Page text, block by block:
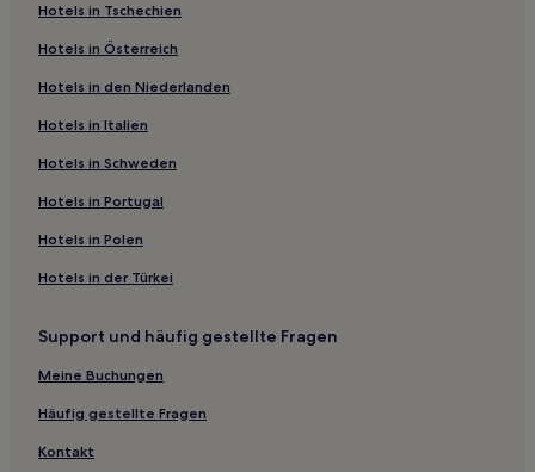
Ferienwohnungen in Leven Beach
Cottages in Seacliff Beach
Ferienwohnungen in Seacliff Beach
Gasthäuser in Edinburgh
Gasthöfe in Edinburgh
Aparthotels in Edinburgh
B&B in Edinburgh
Hotels mit inbegriffenem Frühstück nahe Multrees Walk
Haustierfreundliche nahe Edinburgh Port
Hotels mit Parkplatz nahe Edinburgh Port
Familien in Perth
Hotels mit Parkplatz in Angus und Dundee
Hotels in Tschechien
Hotels in Österreich
Hotels in den Niederlanden
Hotels in Italien
Hotels in Schweden
Hotels in Portugal
Hotels in Polen
Hotels in der Türkei
Support und häufig gestellte Fragen
Meine Buchungen
Häufig gestellte Fragen
Kontakt